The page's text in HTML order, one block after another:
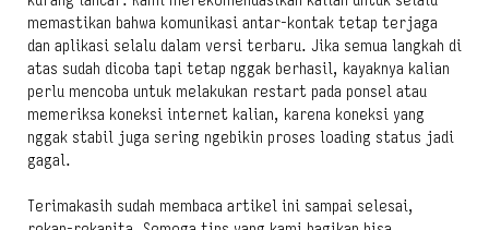
memastikan bahwa komunikasi antar-kontak tetap terjaga
dan aplikasi selalu dalam versi terbaru. Jika semua langkah di
atas sudah dicoba tapi tetap nggak berhasil, kayaknya kalian
perlu mencoba untuk melakukan restart pada ponsel atau
memeriksa koneksi internet kalian, karena koneksi yang
nggak stabil juga sering ngebikin proses loading status jadi
gagal.
Terimakasih sudah membaca artikel ini sampai selesai,